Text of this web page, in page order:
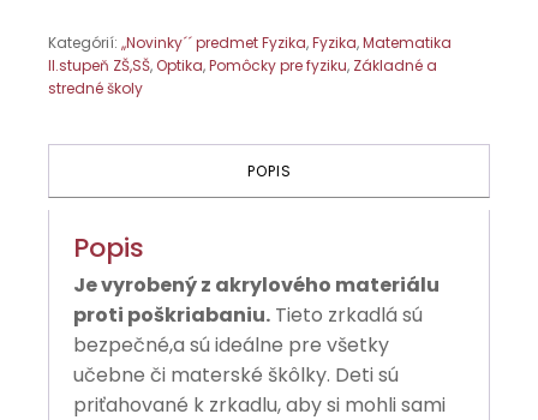
Kategórií: ,,Novinky´´ predmet Fyzika,Fyzika,Matematika
II.stupeň ZŠ,SŠ,Optika,Pomôcky pre fyziku, Základné a
stredné školy
POPIS
Popis
Je vyrobený z akrylového materiálu
proti poškriabaniu. Tieto zrkadlá sú
bezpečné,a sú ideálne pre všetky
učebne či materské škôlky. Deti sú
priťahované k zrkadlu, aby si mohli sami